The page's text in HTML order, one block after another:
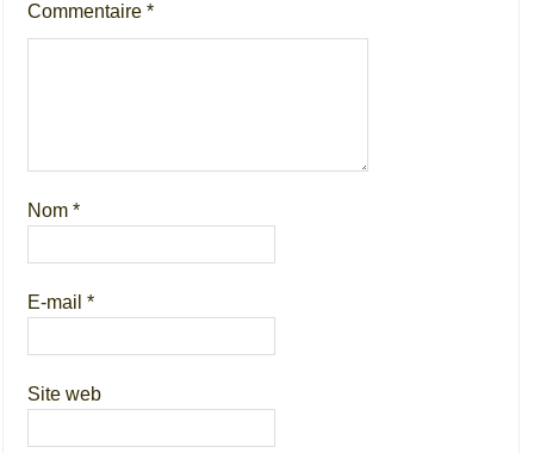
Commentaire*
Nom*
E-mail*
Site web